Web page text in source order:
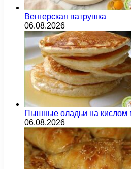
Венгерская ватрушка
06.08.2026
Пышные оладьи на кислом
06.08.2026